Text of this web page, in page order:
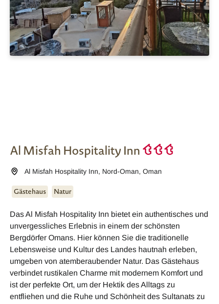
Al Misfah Hospitality Inn
Al Misfah Hospitality Inn, Nord-Oman,Oman
Gästehaus Natur
Das Al Misfah Hospitality Inn bietet ein authentisches und
unvergessliches Erlebnis in einem der schönsten
Bergdörfer Omans. Hier können Sie die traditionelle
Lebensweise und Kultur des Landes hautnah erleben,
umgeben von atemberaubender Natur. Das Gästehaus
verbindet rustikalen Charme mit modernem Komfort und
ist der perfekte Ort, um der Hektik des Alltags zu
entfliehen und die Ruhe und Schönheit des Sultanats zu